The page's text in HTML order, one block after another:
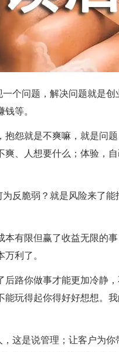
问题，解决问题就是创
钱等。
怨就是不爽嘛，就是问题
爽、人想要什么；体验，
脆弱？就是风险来了能
有限但赢了收益无限的事
利了。
路你做事才能更加冷静，
玩得起你得好好想想。
是说管理；让客户为你